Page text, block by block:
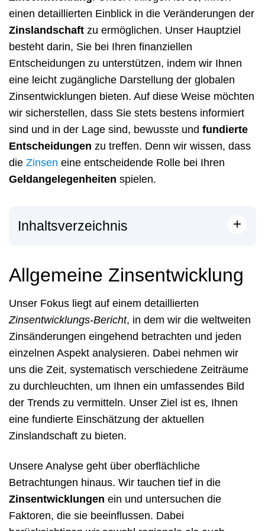
einen detaillierten Einblick in die Veränderungen der
Zinslandschaft zu ermöglichen. Unser Hauptziel
besteht darin, Sie bei Ihren finanziellen
Entscheidungen zu unterstützen, indem wir Ihnen
eine leicht zugängliche Darstellung der globalen
Zinsentwicklungen bieten. Auf diese Weise möchten
wir sicherstellen, dass Sie stets bestens informiert
sind und in der Lage sind, bewusste und fundierte
Entscheidungen zu treffen. Denn wir wissen, dass
die Zinsen eine entscheidende Rolle bei Ihren
Geldangelegenheiten spielen.
Inhaltsverzeichnis +
Allgemeine Zinsentwicklung
Unser Fokus liegt auf einem detaillierten
Zinsentwicklungs-Bericht, in dem wir die weltweiten
Zinsänderungen eingehend betrachten und jeden
einzelnen Aspekt analysieren. Dabei nehmen wir
uns die Zeit, systematisch verschiedene Zeiträume
zu durchleuchten, um Ihnen ein umfassendes Bild
der Trends zu vermitteln. Unser Ziel ist es, Ihnen
eine fundierte Einschätzung der aktuellen
Zinslandschaft zu bieten.
Unsere Analyse geht über oberflächliche
Betrachtungen hinaus. Wir tauchen tief in die
Zinsentwicklungen ein und untersuchen die
Faktoren, die sie beeinflussen. Dabei